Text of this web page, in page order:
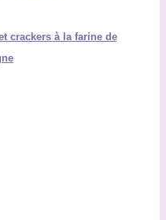
crackers à la farine de